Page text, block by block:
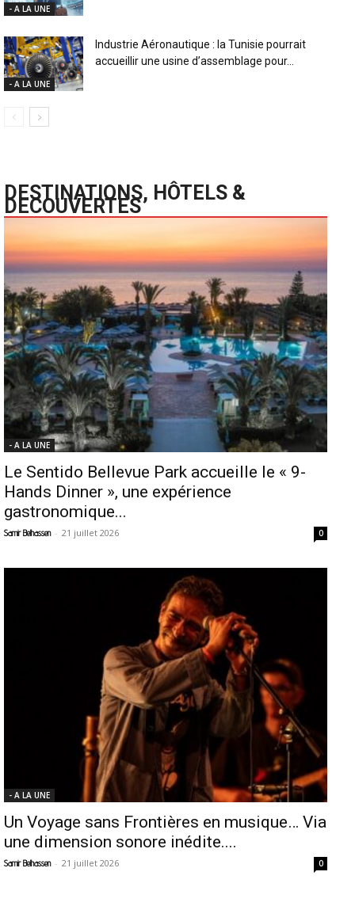
- A LA UNE
- A LA UNE
Industrie Aéronautique : la Tunisie pourrait
accueillir une usine d’assemblage pour...
DESTINATIONS, HÔTELS &
DECOUVERTES
- A LA UNE
Le Sentido Bellevue Park accueille le « 9-
Hands Dinner », une expérience
gastronomique...
Samir Belhassen - 21 juillet 2026 0
- A LA UNE
Un Voyage sans Frontières en musique… Via
une dimension sonore inédite....
Samir Belhassen - 21 juillet 2026 0